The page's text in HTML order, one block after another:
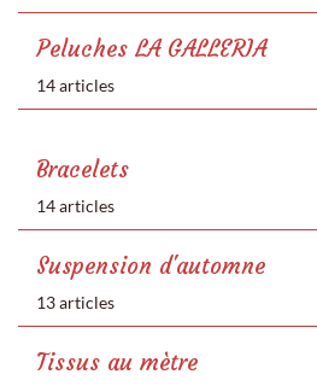
Peluches LA GALLERIA
14 articles
Bracelets
14 articles
Suspension d'automne
13 articles
Tissus au mètre